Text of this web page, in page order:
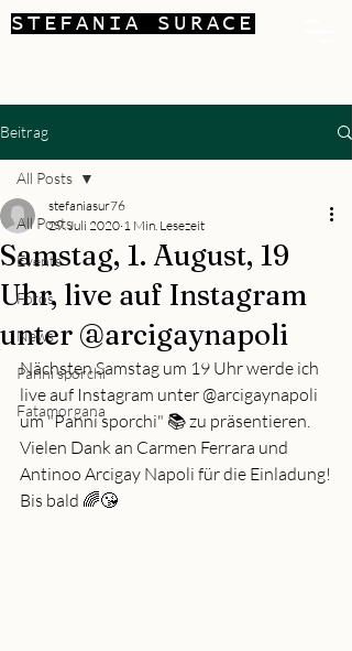
STEFANIA SURACE
Beitrag
All Posts
Events
Fotos
News
Panni sporchi
Fatamorgana
All Posts
Samstag, 1. August, 19
Uhr, live auf Instagram
unter @arcigaynapoli
stefaniasur76
29. Juli 2020 1 Min. Lesezeit
Nächsten Samstag um 19 Uhr werde ich
live auf Instagram unter @arcigaynapoli
um "Panni sporchi" 📚 zu präsentieren.
Vielen Dank an Carmen Ferrara und
Antinoo Arcigay Napoli für die Einladung!
Bis bald 🌈😘